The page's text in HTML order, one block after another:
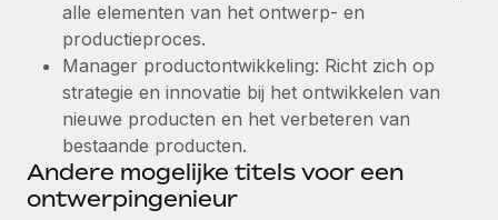
alle elementen van het ontwerp- en
productieproces.
Manager productontwikkeling: Richt zich op
strategie en innovatie bij het ontwikkelen van
nieuwe producten en het verbeteren van
bestaande producten.
Andere mogelijke titels voor een
ontwerpingenieur